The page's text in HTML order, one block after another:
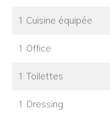
1 Cuisine équipée
1 Office
1 Toilettes
1 Dressing